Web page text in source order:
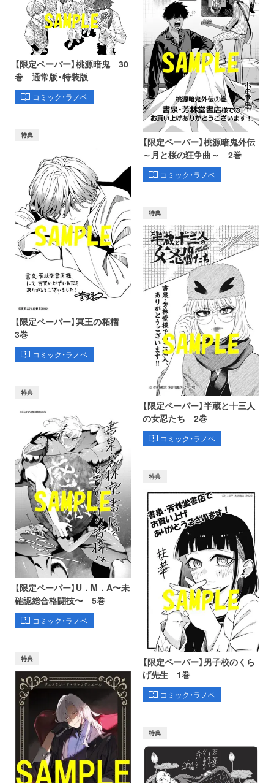
【限定ペーパー】桃源暗鬼 30
巻 通常版・特装版
コミック・ラノベ
【限定ペーパー】桃源暗鬼外伝
～月と桜の狂争曲～ 2巻
コミック・ラノベ
特典
【限定ペーパー】冥王の柘榴
3巻
コミック・ラノベ
特典
【限定ペーパー】半蔵と十三人
の女忍たち 2巻
コミック・ラノベ
特典
【限定ペーパー】U．M．A〜未
確認総合格闘技〜 5巻
コミック・ラノベ
特典
【限定ペーパー】男子校のくら
げ先生 1巻
コミック・ラノベ
特典
特典